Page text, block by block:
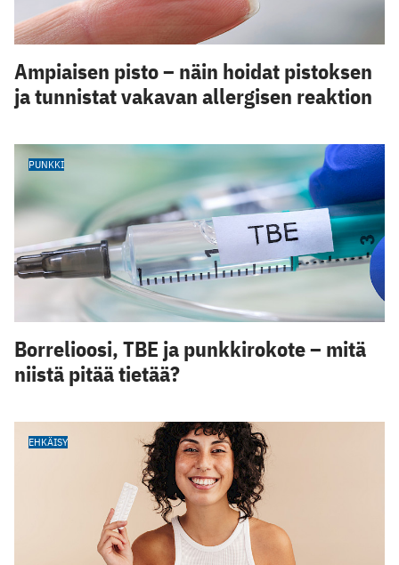
Ampiaisen pisto – näin hoidat pistoksen
ja tunnistat vakavan allergisen reaktion
PUNKKI
Borrelioosi, TBE ja punkkirokote – mitä
niistä pitää tietää?
EHKÄISY